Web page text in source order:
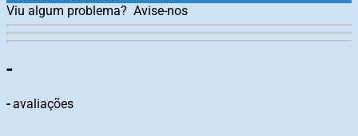
Viu algum problema? Avise-nos
-
-avaliações